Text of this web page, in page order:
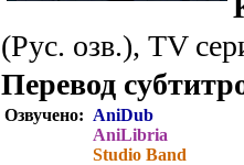
(Рус. озв.), TV
Перевод
Озвучено: AniDub
AniLibria
Studio Band